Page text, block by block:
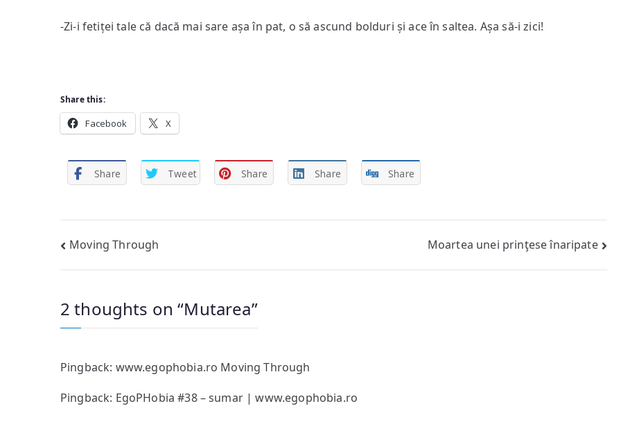
-Zi-i fetiței tale că dacă mai sare așa în pat, o să ascund bolduri și ace în saltea. Așa să-i zici!
Share this:
Facebook X
Share Tweet Share Share Share
Post
navigation
Moving Through Moartea unei prinţese înaripate
2 thoughts on “Mutarea”
Pingback: www.egophobia.ro Moving Through
Pingback: EgoPHobia #38 – sumar | www.egophobia.ro